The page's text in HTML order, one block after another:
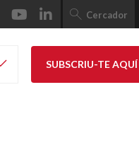
Cercador
SUBSCRIU-TE AQUÍ